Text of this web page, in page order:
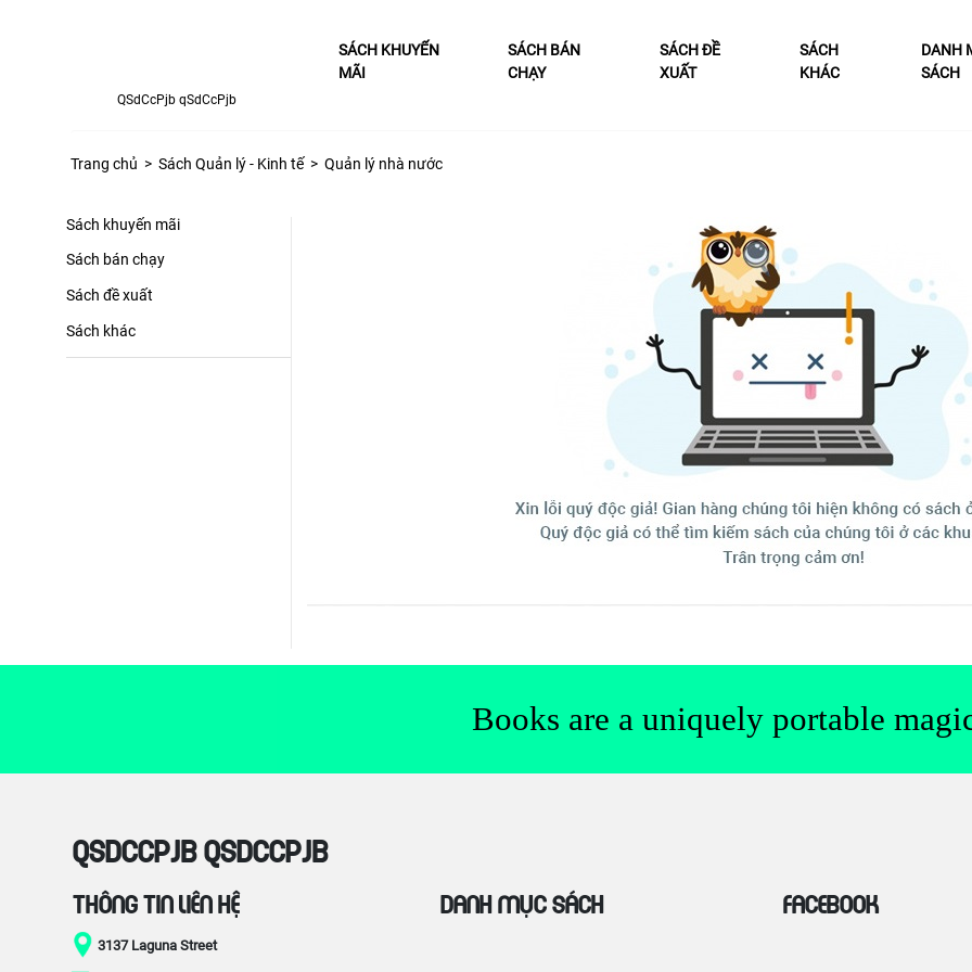
qSdCcPjb qSdCcPjb
SÁCH KHUYẾN
MÃI
SÁCH BÁN
CHẠY
SÁCH ĐỀ
XUẤT
SÁCH
KHÁC
DANH
SÁCH
Trang chủ >Sách Quản lý - Kinh tế>Quản lý nhà nước
Sách khuyến mãi
Sách bán chạy
Sách đề xuất
Sách khác
Books are a uniquely portable
qSdCcPjb qSdCcPjb
Thông tin liên hệ
3137 Laguna Street
Danh mục sách Facebook